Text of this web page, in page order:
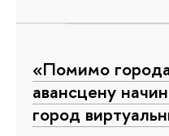
«Помимо
авансцену
город